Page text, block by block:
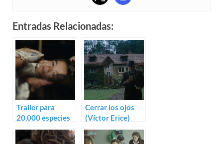
Entradas Relacionadas:
Trailer para
20.000 especies
de abejas de
Estibaliz Urresola
Cerrar los ojos
(Víctor Erice)